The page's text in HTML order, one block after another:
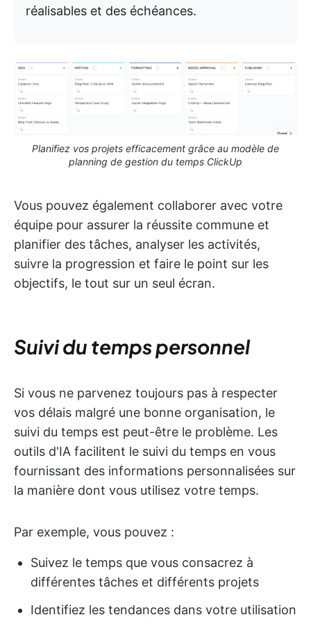
réalisables et des échéances.
Planifiez vos projets efficacement grâce au modèle de
planning de gestion du temps ClickUp
Vous pouvez également collaborer avec votre
équipe pour assurer la réussite commune et
planifier des tâches, analyser les activités,
suivre la progression et faire le point sur les
objectifs, le tout sur un seul écran.
Suivi du temps personnel
Si vous ne parvenez toujours pas à respecter
vos délais malgré une bonne organisation, le
suivi du temps est peut-être le problème. Les
outils d'IA facilitent le suivi du temps en vous
fournissant des informations personnalisées sur
la manière dont vous utilisez votre temps.
Par exemple, vous pouvez :
Suivez le temps que vous consacrez à
différentes tâches et différents projets
Identifiez les tendances dans votre utilisation